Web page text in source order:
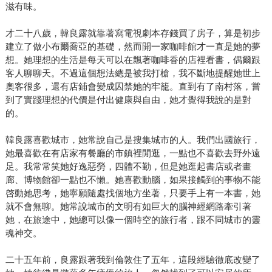
滋有味。
才二十八歲，韓良露就靠著寫電視劇本存錢買了房子，算是初步
建立了做小布爾喬亞的基礎，然而開一家咖啡館才一直是她的夢
想。她理想的生活是每天可以在飄著咖啡香的店裡看書，偶爾跟
客人聊聊天。不過這個想法總是被我打槍，我不斷地提醒她世上
奧客很多，還有店鋪會變成囚禁她的牢籠。直到有了南村落，嘗
到了實踐理想的代價是付出健康與自由，她才覺得我說的是對
的。
韓良露喜歡城市，她常說自己是搜集城市的人。我們出國旅行，
她最喜歡在有店家有餐廳的市鎮裡閒逛，一點也不喜歡去野外遠
足。我常常笑她好逸惡勞，四體不勤，但是她逛起書店或者畫
廊、博物館卻一點也不懶。她喜歡動腦，如果接觸到的事物不能
啓動她思考，她寧願隨處找個地方坐著，只要手上有一本書，她
就不會無聊。她常說城市的文明有如巨大的腦神經網路牽引著
她，在旅途中，她總可以像一個時空的旅行者，跟不同城市的靈
魂神交。
二十五年前，良露跟著我到倫敦住了五年，這段經驗徹底改變了